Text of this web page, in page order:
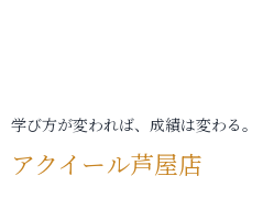
学び方が変われば、成績は変わる。
アクイール芦屋店